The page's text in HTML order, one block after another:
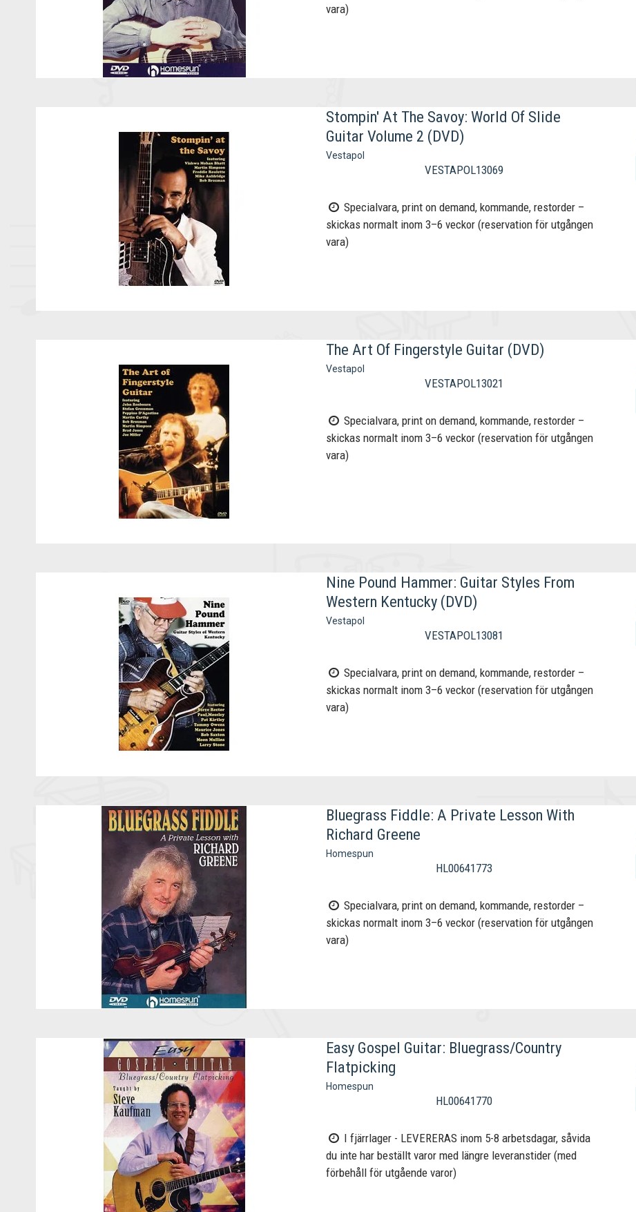
vara)
Stompin' At The Savoy: World Of Slide
Guitar Volume 2 (DVD)
Vestapol
VESTAPOL13069
Specialvara, print on demand, kommande, restorder –
skickas normalt inom 3–6 veckor (reservation för utgången
vara)
The Art Of Fingerstyle Guitar (DVD)
Vestapol
VESTAPOL13021
Specialvara, print on demand, kommande, restorder –
skickas normalt inom 3–6 veckor (reservation för utgången
vara)
Nine Pound Hammer: Guitar Styles From
Western Kentucky (DVD)
Vestapol
VESTAPOL13081
Specialvara, print on demand, kommande, restorder –
skickas normalt inom 3–6 veckor (reservation för utgången
vara)
Bluegrass Fiddle: A Private Lesson With
Richard Greene
Homespun
HL00641773
Specialvara, print on demand, kommande, restorder –
skickas normalt inom 3–6 veckor (reservation för utgången
vara)
Easy Gospel Guitar: Bluegrass/Country
Flatpicking
Homespun
HL00641770
I fjärrlager - LEVERERAS inom 5-8 arbetsdagar, såvida
du inte har beställt varor med längre leveranstider (med
förbehåll för utgående varor)